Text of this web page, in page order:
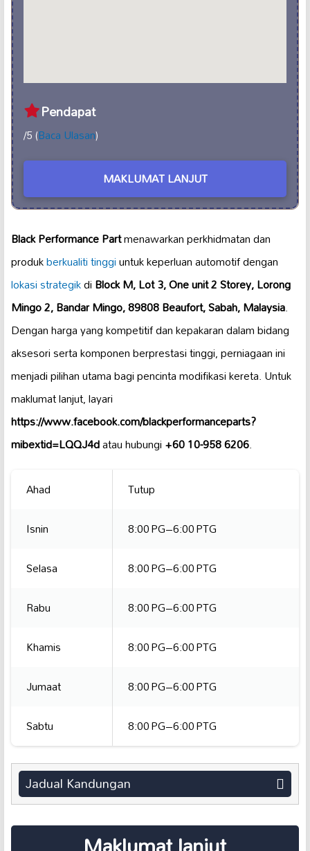
Pendapat
/5 (Baca Ulasan)
MAKLUMAT LANJUT
Black Performance Partmenawarkan perkhidmatan dan
produkberkualiti tinggiuntuk keperluan automotif dengan
lokasi strategikdiBlock M, Lot 3, One unit 2 Storey, Lorong
Mingo 2, Bandar Mingo, 89808 Beaufort, Sabah, Malaysia.
Dengan harga yang kompetitif dan kepakaran dalam bidang
aksesori serta komponen berprestasi tinggi, perniagaan ini
menjadi pilihan utama bagi pencinta modifikasi kereta. Untuk
maklumat lanjut, layari
https://www.facebook.com/blackperformanceparts?
mibextid=LQQJ4datau hubungi+60 10-958 6206.
Ahad
Tutup
Isnin
8:00 PG–6:00 PTG
Selasa
8:00 PG–6:00 PTG
Rabu
8:00 PG–6:00 PTG
Khamis
8:00 PG–6:00 PTG
Jumaat
8:00 PG–6:00 PTG
Sabtu
8:00 PG–6:00 PTG
Jadual Kandungan